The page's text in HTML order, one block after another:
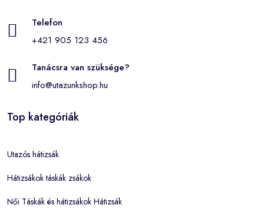
Telefon
+421 905 123 456
Tanácsra van szüksége?
info@utazunkshop.hu
Top kategóriák
Utazós hátizsák
Hátizsákok táskák zsákok
Női Táskák és hátizsákok Hátizsák